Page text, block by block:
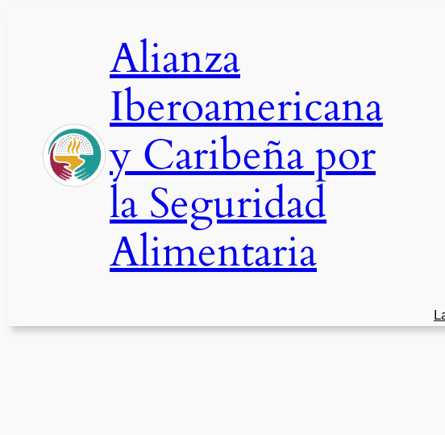
Alianza
Iberoamericana
y Caribeña por
la Seguridad
Alimentaria